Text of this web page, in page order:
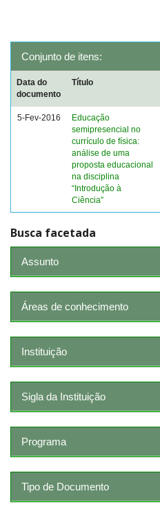
Conjunto de itens:
Data do
documento
Título
5-Fev-2016
Educação
semipresencial no
currículo de física:
análise de uma
proposta educacional
na disciplina
“Introdução à
Ciência”
Busca facetada
Assunto
Áreas de conhecimento
Instituição
Sigla da Instituição
Programa
Tipo de Documento